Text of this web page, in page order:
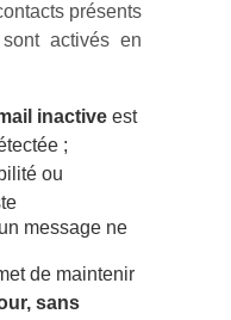
présents
activés en
inactive est
;
ou
message ne
de maintenir
sans